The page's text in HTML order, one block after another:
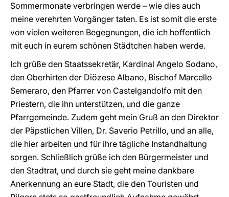
Sommermonate verbringen werde – wie dies auch
meine verehrten Vorgänger taten. Es ist somit die erste
von vielen weiteren Begegnungen, die ich hoffentlich
mit euch in eurem schönen Städtchen haben werde.
Ich grüße den Staatssekretär, Kardinal Angelo Sodano,
den Oberhirten der Diözese Albano, Bischof Marcello
Semeraro, den Pfarrer von Castelgandolfo mit den
Priestern, die ihn unterstützen, und die ganze
Pfarrgemeinde. Zudem geht mein Gruß an den Direktor
der Päpstlichen Villen, Dr. Saverio Petrillo, und an alle,
die hier arbeiten und für ihre tägliche Instandhaltung
sorgen. Schließlich grüße ich den Bürgermeister und
den Stadtrat, und durch sie geht meine dankbare
Anerkennung an eure Stadt, die den Touristen und